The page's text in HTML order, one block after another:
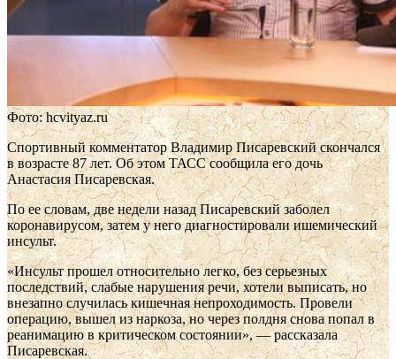
Фото: hcvityaz.ru
Спортивный комментатор Владимир Писаревский скончался
в возрасте 87 лет. Об этом ТАСС сообщила его дочь
Анастасия Писаревская.
По ее словам, две недели назад Писаревский заболел
коронавирусом, затем у него диагностировали ишемический
инсульт.
«Инсульт прошел относительно легко, без серьезных
последствий, слабые нарушения речи, хотели выписать, но
внезапно случилась кишечная непроходимость. Провели
операцию, вышел из наркоза, но через полдня снова попал в
реанимацию в критическом состоянии», — рассказала
Писаревская.